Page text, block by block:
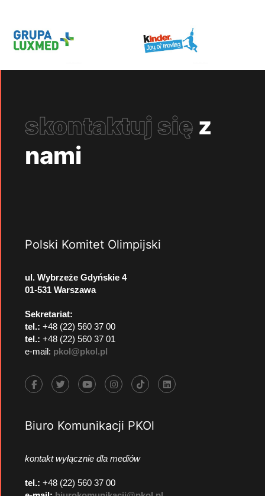
skontaktuj się z
nami
Polski Komitet Olimpijski
ul. Wybrzeże Gdyńskie 4
01-531 Warszawa
Sekretariat:
tel.: +48 (22) 560 37 00
tel.: +48 (22) 560 37 01
e-mail: pkol@pkol.pl
Biuro Komunikacji PKOl
kontakt wyłącznie dla mediów
tel.: +48 (22) 560 37 00